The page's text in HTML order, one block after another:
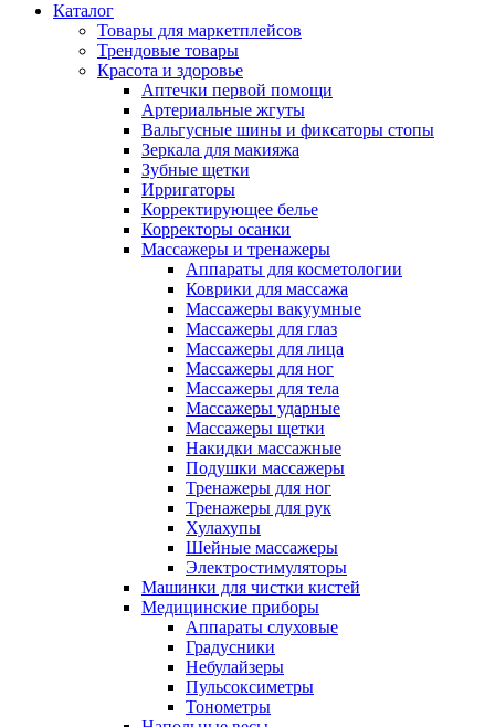
Каталог
Товары для маркетплейсов
Трендовые товары
Красота и здоровье
Аптечки первой помощи
Артериальные жгуты
Вальгусные шины и фиксаторы стопы
Зеркала для макияжа
Зубные щетки
Ирригаторы
Корректирующее белье
Корректоры осанки
Массажеры и тренажеры
Аппараты для косметологии
Коврики для массажа
Массажеры вакуумные
Массажеры для глаз
Массажеры для лица
Массажеры для ног
Массажеры для тела
Массажеры ударные
Массажеры щетки
Накидки массажные
Подушки массажеры
Тренажеры для ног
Тренажеры для рук
Хулахупы
Шейные массажеры
Электростимуляторы
Машинки для чистки кистей
Медицинские приборы
Аппараты слуховые
Градусники
Небулайзеры
Пульсоксиметры
Тонометры